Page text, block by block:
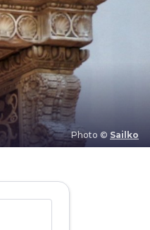
Photo © Sailko